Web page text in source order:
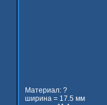
Материал: ?
ширина = 17.5 мм